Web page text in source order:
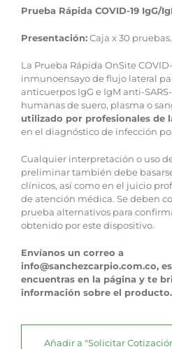
Prueba Rápida COVID-19 IgG/
Presentación:Caja x 30 pruebas.
La Prueba Rápida OnSite
inmunoensayo de flujo lateral
anticuerpos IgG e IgM anti-
humanas de suero, plasma o
utilizado por profesionales de
en el diagnóstico de infección
Cualquier interpretación o uso
preliminar también debe
clínicos, así como en el juicio
de atención médica. Se deben
prueba alternativos para
obtenido por este dispositivo.
Envíanos un correo a
info@sanchezcarpio.com.co,
encuentras en la página y te
información sobre el producto.
Añadir a "Solicitar